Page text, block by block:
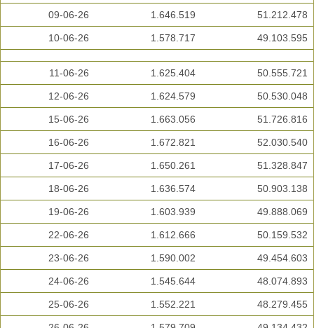
09-06-26 1.646.519 51.212.478
10-06-26 1.578.717 49.103.595
11-06-26 1.625.404 50.555.721
12-06-26 1.624.579 50.530.048
15-06-26 1.663.056 51.726.816
16-06-26 1.672.821 52.030.540
17-06-26 1.650.261 51.328.847
18-06-26 1.636.574 50.903.138
19-06-26 1.603.939 49.888.069
22-06-26 1.612.666 50.159.532
23-06-26 1.590.002 49.454.603
24-06-26 1.545.644 48.074.893
25-06-26 1.552.221 48.279.455